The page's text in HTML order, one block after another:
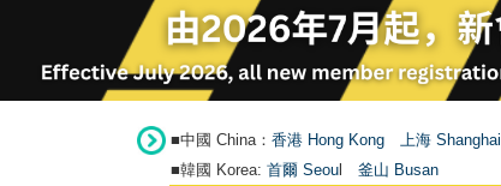
■中國 China： 香港 Hong Kong 上海 Shanghai
■韓國 Korea: 首爾 Seou 釜山 Busan